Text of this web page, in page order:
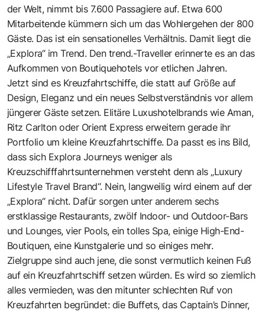
der Welt, nimmt bis 7.600 Passagiere auf. Etwa 600
Mitarbeitende kümmern sich um das Wohlergehen der 800
Gäste. Das ist ein sensationelles Verhältnis. Damit liegt die
„Explora“ im Trend. Den trend.-Traveller erinnerte es an das
Aufkommen von Boutiquehotels vor etlichen Jahren.
Jetzt sind es Kreuzfahrtschiffe, die statt auf Größe auf
Design, Eleganz und ein neues Selbstverständnis vor allem
jüngerer Gäste setzen. Elitäre Luxushotelbrands wie Aman,
Ritz Carlton oder Orient Express erweitern gerade ihr
Portfolio um kleine Kreuzfahrtschiffe. Da passt es ins Bild,
dass sich Explora Journeys weniger als
Kreuzschifffahrtsunternehmen versteht denn als „Luxury
Lifestyle Travel Brand“. Nein, langweilig wird einem auf der
„Explora“ nicht. Dafür sorgen unter anderem sechs
erstklassige Restaurants, zwölf Indoor- und Outdoor-Bars
und Lounges, vier Pools, ein tolles Spa, einige High-End-
Boutiquen, eine Kunstgalerie und so einiges mehr.
Zielgruppe sind auch jene, die sonst vermutlich keinen Fuß
auf ein Kreuzfahrtschiff setzen würden. Es wird so ziemlich
alles vermieden, was den mitunter schlechten Ruf von
Kreuzfahrten begründet: die Buffets, das Captain’s Dinner,